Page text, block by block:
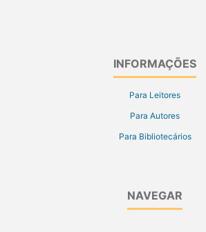
INFORMAÇÕES
Para Leitores
Para Autores
Para Bibliotecários
NAVEGAR